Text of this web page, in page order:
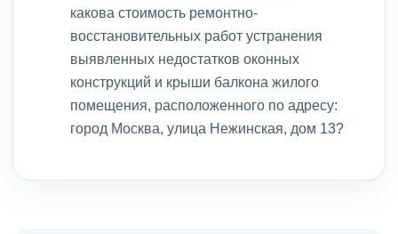
какова стоимость ремонтно-
восстановительных работ устранения
выявленных недостатков оконных
конструкций и крыши балкона жилого
помещения, расположенного по адресу:
город Москва, улица Нежинская, дом 13?